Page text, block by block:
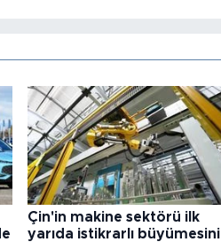
Çin'in makine sektörü ilk
yarıda istikrarlı büyümesini